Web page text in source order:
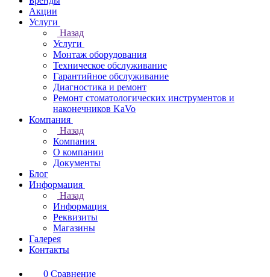
Акции
Услуги
Назад
Услуги
Монтаж оборудования
Техническое обслуживание
Гарантийное обслуживание
Диагностика и ремонт
Ремонт стоматологических инструментов и
наконечников KaVo
Компания
Назад
Компания
О компании
Документы
Блог
Информация
Назад
Информация
Реквизиты
Магазины
Галерея
Контакты
0 Сравнение